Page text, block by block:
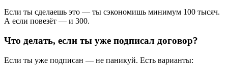
Если ты сделаешь это — ты сэкономишь минимум 100 тысяч.
А если повезёт — и 300.
Что делать, если ты уже подписал договор?
Если ты уже подписан — не паникуй. Есть варианты: